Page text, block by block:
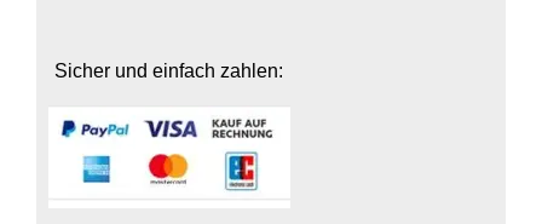
Sicher und einfach zahlen: